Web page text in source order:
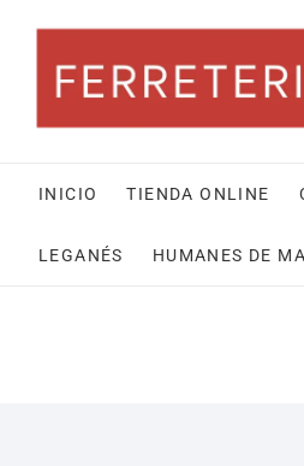
INICIO TIENDA ONLINE
LEGANÉS HUMANES DE